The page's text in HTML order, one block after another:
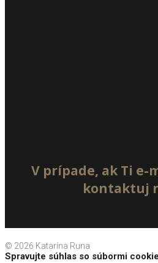
V prípade, ak Ti e-
kontaktuj
© 2026 Katarína Runa
Spravujte súhlas so súbormi